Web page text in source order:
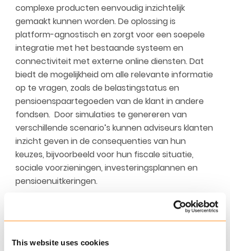
This website uses cookies
complexe producten eenvoudig inzichtelijk
gemaakt kunnen worden. De oplossing is
platform-agnostisch en zorgt voor een soepele
integratie met het bestaande systeem en
connectiviteit met externe online diensten. Dat
biedt de mogelijkheid om alle relevante informatie
op te vragen, zoals de belastingstatus en
pensioenspaartegoeden van de klant in andere
fondsen. Door simulaties te genereren van
verschillende scenario’s kunnen adviseurs klanten
inzicht geven in de consequenties van hun
keuzes, bijvoorbeeld voor hun fiscale situatie,
sociale voorzieningen, investeringsplannen en
pensioenuitkeringen.
Het Obex-platform bestaat uit een brede reeks
modules met volledige API-functionaliteit. Deze
functies in apps of op websites in te bouwen en